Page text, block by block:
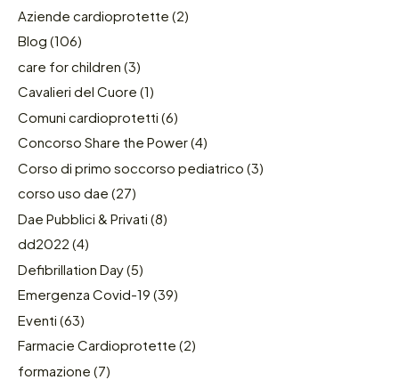
Aziende cardioprotette (2)
Blog (106)
care for children (3)
Cavalieri del Cuore (1)
Comuni cardioprotetti (6)
Concorso Share the Power(4)
Corso di primo soccorso pediatrico (3)
corso uso dae (27)
Dae Pubblici & Privati (8)
dd2022 (4)
Defibrillation Day(5)
Emergenza Covid-19 (39)
Eventi (63)
Farmacie Cardioprotette (2)
formazione (7)